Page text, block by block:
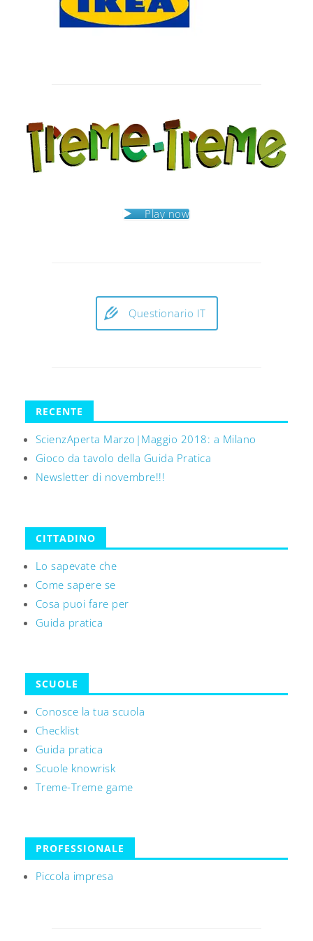
Play now
Questionario IT
RECENTE
ScienzAperta Marzo|Maggio 2018: a Milano
Gioco da tavolo della Guida Pratica
Newsletter di novembre!!!
CITTADINO
Lo sapevate che
Come sapere se
Cosa puoi fare per
Guida pratica
SCUOLE
Conosce la tua scuola
Checklist
Guida pratica
Scuole knowrisk
Treme-Treme game
PROFESSIONALE
Piccola impresa